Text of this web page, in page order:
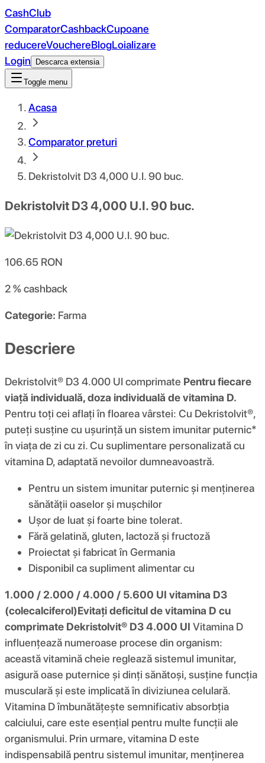
CashClub
ComparatorCashbackCupoane
reducereVouchereBlogLoializare
Login
Descarca extensia
Toggle menu
Acasa
Comparator preturi
Dekristolvit D3 4,000 U.I. 90 buc.
Dekristolvit D3 4,000 U.I. 90 buc.
106.65 RON
2 %cashback
Categorie: Farma
Descriere
Dekristolvit® D3 4.000 UI comprimate Pentru fiecare
viață individuală, doza individuală de vitamina D.
Pentru toți cei aflați în floarea vârstei: Cu Dekristolvit®,
puteți susține cu ușurință un sistem imunitar puternic*
în viața de zi cu zi. Cu suplimentare personalizată cu
vitamina D, adaptată nevoilor dumneavoastră.
Pentru un sistem imunitar puternic și menținerea
sănătății oaselor și mușchilor
Ușor de luat și foarte bine tolerat.
Fără gelatină, gluten, lactoză și fructoză
Proiectat și fabricat în Germania
Disponibil ca supliment alimentar cu
1.000 / 2.000 / 4.000 / 5.600 UI vitamina D3
(colecalciferol)Evitați deficitul de vitamina D cu
comprimate Dekristolvit® D3 4.000 UI Vitamina D
influențează numeroase procese din organism:
această vitamină cheie reglează sistemul imunitar,
asigură oase puternice și dinți sănătoși, susține funcția
musculară și este implicată în diviziunea celulară.
Vitamina D îmbunătățește semnificativ absorbția
calciului, care este esențial pentru multe funcții ale
organismului. Prin urmare, vitamina D este
indispensabilă pentru sistemul imunitar, menținerea